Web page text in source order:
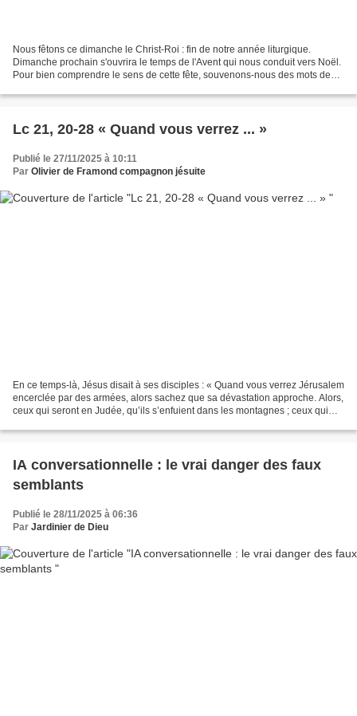
Nous fêtons ce dimanche le Christ-Roi : fin de notre année liturgique.
Dimanche prochain s'ouvrira le temps de l'Avent qui nous conduit vers Noël.
Pour bien comprendre le sens de cette fête, souvenons-nous des mots de
Lc 21, 20-28 « Quand vous verrez ... »
Publié le 27/11/2025 à 10:11
Par Olivier de Framond compagnon jésuite
En ce temps-là, Jésus disait à ses disciples : « Quand vous verrez Jérusalem
encerclée par des armées, alors sachez que sa dévastation approche. Alors,
ceux qui seront en Judée, qu’ils s’enfuient dans les montagnes ; ceux qui
IA conversationnelle : le vrai danger des faux
semblants
Publié le 28/11/2025 à 06:36
Par Jardinier de Dieu